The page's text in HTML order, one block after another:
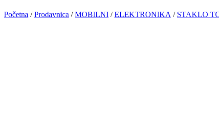
Početna /Prodavnica /MOBILNI /ELEKTRONIKA / STAKLO